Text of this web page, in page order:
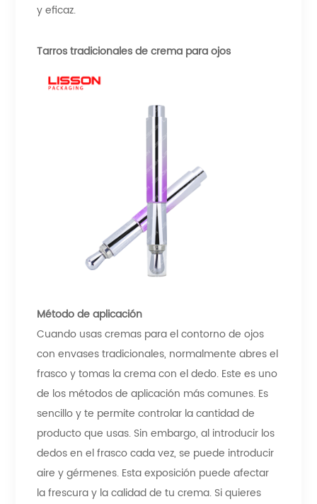
y eficaz.
Tarros tradicionales de crema para ojos
Método de aplicación
Cuando usas cremas para el contorno de ojos
con envases tradicionales, normalmente abres el
frasco y tomas la crema con el dedo. Este es uno
de los métodos de aplicación más comunes. Es
sencillo y te permite controlar la cantidad de
producto que usas. Sin embargo, al introducir los
dedos en el frasco cada vez, se puede introducir
aire y gérmenes. Esta exposición puede afectar
la frescura y la calidad de tu crema. Si quieres